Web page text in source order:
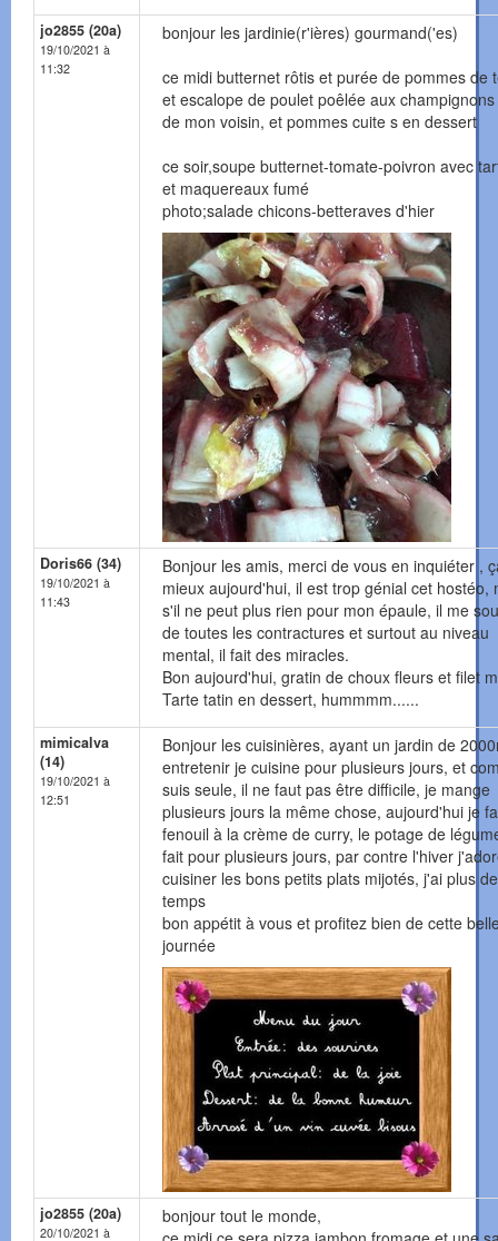
jo2855 (20a)
19/10/2021 à
11:32
bonjour les jardinie(r'ières) gourmand('es)
ce midi butternet rôtis et purée de pommes de
et escalope de poulet poêlée aux
de mon voisin, et pommes cuite s en dessert
ce soir,soupe butternet-tomate-poivron avec
et maquereaux fumé
photo;salade chicons-betteraves d'hier
Doris66 (34)
19/10/2021 à
11:43
Bonjour les amis, merci de vous en inquiéter ,
mieux aujourd'hui, il est trop génial cet hostéo,
s'il ne peut plus rien pour mon épaule, il me
de toutes les contractures et surtout au niveau
mental, il fait des miracles.
Bon aujourd'hui, gratin de choux fleurs et filet
Tarte tatin en dessert, hummmm......
mimicalva
(14)
19/10/2021 à
12:51
Bonjour les cuisinières, ayant un jardin de
entretenir je cuisine pour plusieurs jours, et
suis seule, il ne faut pas être difficile, je mange
plusieurs jours la même chose, aujourd'hui je
fenouil à la crème de curry, le potage de
fait pour plusieurs jours, par contre l'hiver
cuisiner les bons petits plats mijotés, j'ai plus de
temps
bon appétit à vous et profitez bien de cette
journée
jo2855 (20a)
20/10/2021 à
bonjour tout le monde,